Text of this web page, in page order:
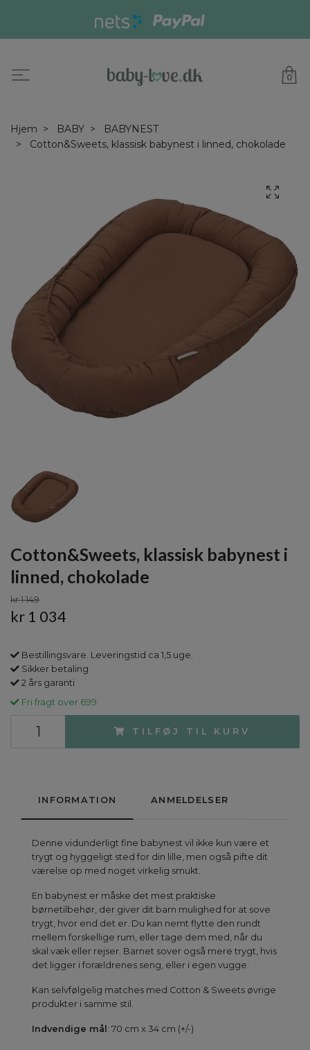
0
Hjem BABY
BABYNEST
Cotton&Sweets, klassisk babynest i linned, chokolade
Cotton&Sweets, klassisk babynest i
linned, chokolade
kr 1 149
kr 1 034
Bestillingsvare. Leveringstid ca 1,5 uge.
Sikker betaling
2 års garanti
Fri fragt over 699
TILFØJ TIL KURV
INFORMATION ANMELDELSER
Denne vidunderligt fine babynest vil ikke kun være et
trygt og hyggeligt sted for din lille, men også pifte dit
værelse op med noget virkelig smukt.
En babynest er måske det mest praktiske
børnetilbehør, der giver dit barn mulighed for at sove
trygt, hvor end det er. Du kan nemt flytte den rundt
mellem forskellige rum, eller tage dem med, når du
skal væk eller rejser. Barnet sover også mere trygt, hvis
det ligger i forældrenes seng, eller i egen vugge.
Kan selvfølgelig matches med Cotton & Sweets øvrige
produkter i samme stil.
Indvendige mål : 70 cm x 34 cm (+/-)